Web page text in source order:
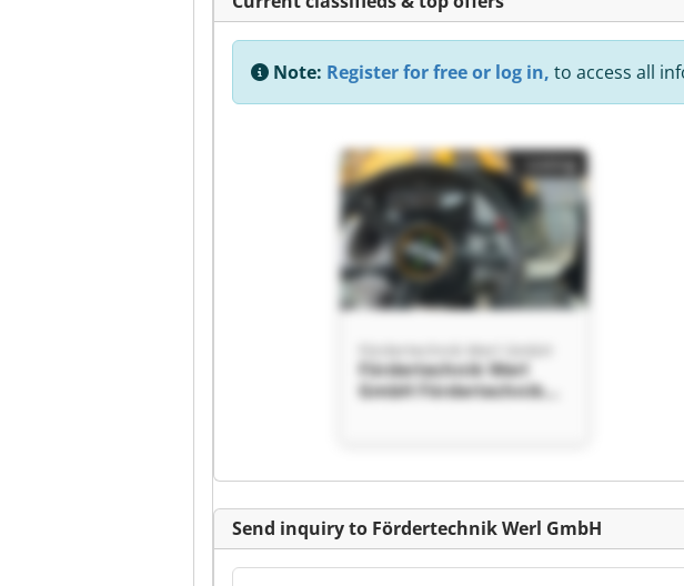
Note: Register for free or log in, to access all
Fördertechnik Werl GmbH
Fördertechnik Werl
GmbH Fördertechnik
Send inquiry to Fördertechnik Werl GmbH